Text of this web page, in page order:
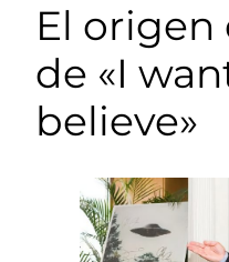
El
de «I
believe»